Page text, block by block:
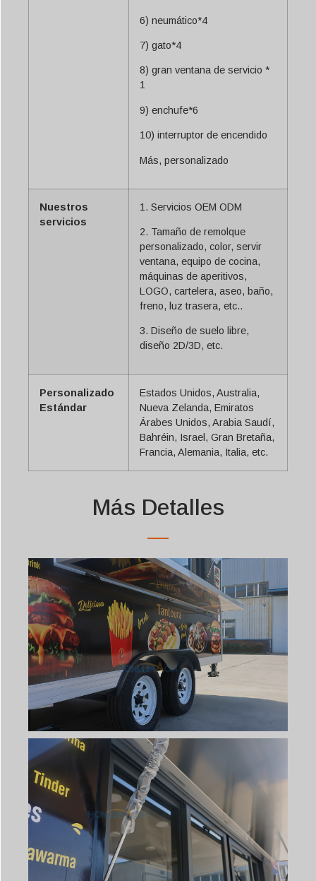
6) neumático*4
7) gato*4
8) gran ventana de servicio *
1
9) enchufe*6
10) interruptor de encendido
Más, personalizado
Nuestros
servicios
1. Servicios OEM ODM
2. Tamaño de remolque
personalizado, color, servir
ventana, equipo de cocina,
máquinas de aperitivos,
LOGO, cartelera, aseo, baño,
freno, luz trasera, etc..
3. Diseño de suelo libre,
diseño 2D/3D, etc.
Personalizado
Estándar
Estados Unidos, Australia,
Nueva Zelanda, Emiratos
Árabes Unidos, Arabia Saudí,
Bahréin, Israel, Gran Bretaña,
Francia, Alemania, Italia, etc.
Más Detalles
Slovenščina
Latviešu valoda
Dansk
Hrvatski
Српски језик
Maori
Eesti
Български
Nederlands (België)
हिन्दी
Norsk bokmål
Slovenčina
Svenska